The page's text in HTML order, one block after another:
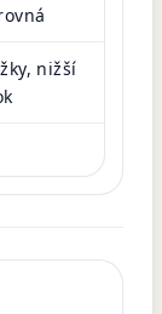
nižší